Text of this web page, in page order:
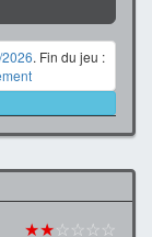
. Fin du jeu :
★★☆☆☆☆